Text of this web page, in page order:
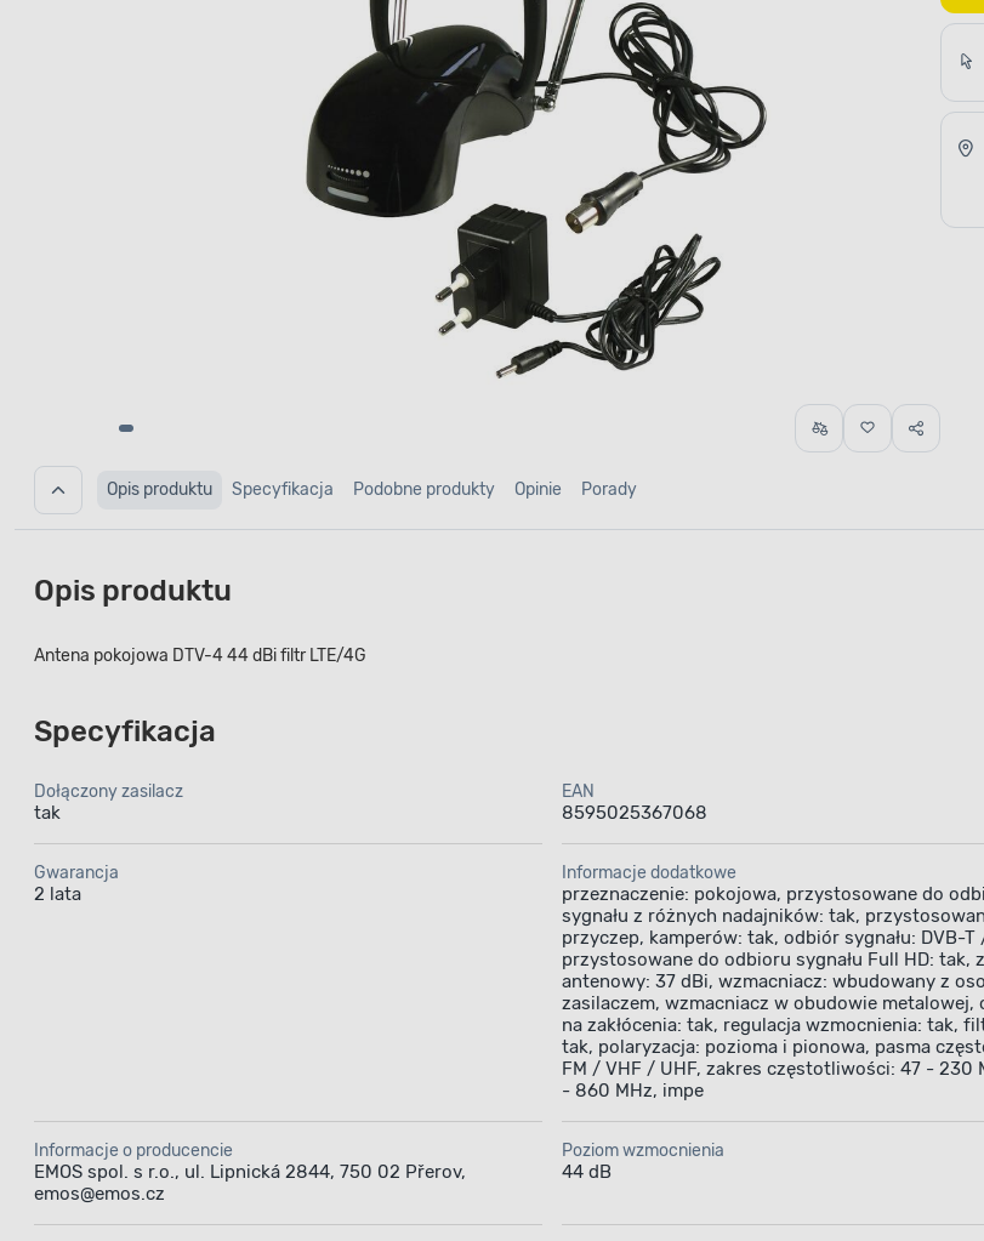
Opis produktu Specyfikacja Podobne produkty Opinie Porady
Opis produktu
Antena pokojowa DTV-4 44 dBi filtr LTE/4G
Specyfikacja
Dołączony zasilacz
tak
EAN
8595025367068
Gwarancja
2 lata
Informacje dodatkowe
przeznaczenie: pokojowa, przystosowane do
sygnału z różnych nadajników: tak,
przyczep, kamperów: tak, odbiór sygnału: DVB-T
przystosowane do odbioru sygnału Full HD: tak,
antenowy: 37 dBi, wzmacniacz: wbudowany z
zasilaczem, wzmacniacz w obudowie metalowej,
na zakłócenia: tak, regulacja wzmocnienia: tak,
tak, polaryzacja: pozioma i pionowa, pasma
FM / VHF / UHF, zakres częstotliwości: 47 - 230
- 860 MHz, impe
Informacje o producencie
EMOS spol. s r.o., ul. Lipnická 2844, 750 02 Přerov,
emos@emos.cz
Poziom wzmocnienia
44 dB